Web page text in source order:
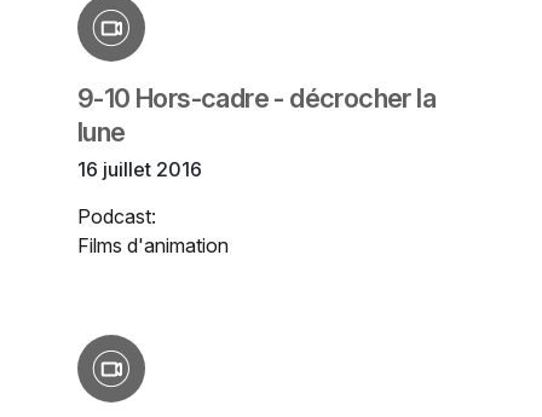
9-10 Hors-cadre - décrocher la
lune
16 juillet 2016
Podcast:
Films d'animation